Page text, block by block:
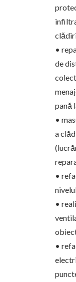
•
de
pană
•
a
•
•
•